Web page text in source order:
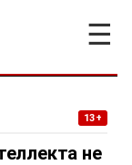
☰
13+
не